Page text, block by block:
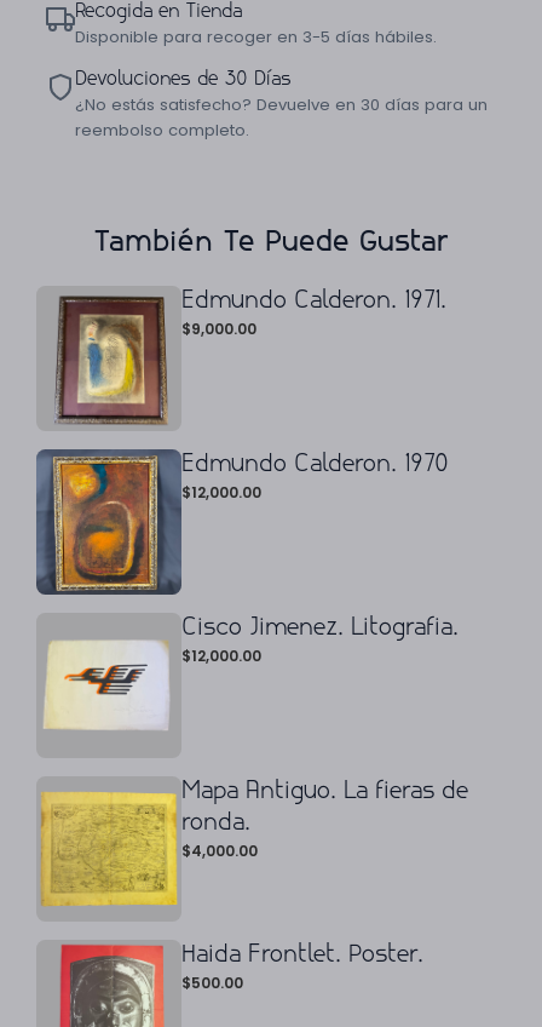
Recogida en Tienda
Disponible para recoger en 3-5 días hábiles.
Devoluciones de 30 Días
¿No estás satisfecho? Devuelve en 30 días para un
reembolso completo.
También Te Puede Gustar
Edmundo Calderon. 1971.
$9,000.00
Edmundo Calderon. 1970
$12,000.00
Cisco Jimenez. Litografia.
$12,000.00
Mapa Antiguo. La fieras de
ronda.
$4,000.00
Haida Frontlet. Poster.
$500.00